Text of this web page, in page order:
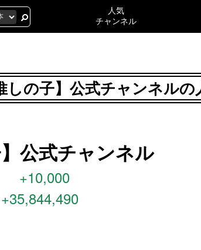
人気
チャンネル
しの子】公式チャンネルの
公式チャンネル
+10,000
+35,844,490